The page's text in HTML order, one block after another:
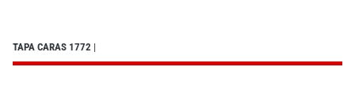
TAPA CARAS 1772 |